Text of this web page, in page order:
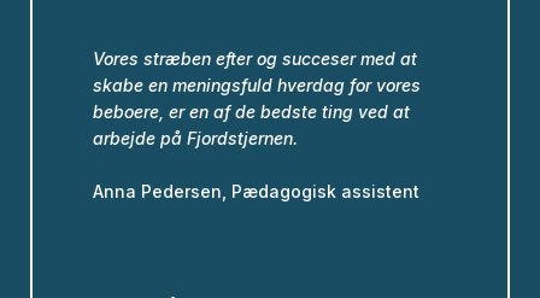
Vores stræben efter og succeser med at
skabe en meningsfuld hverdag for vores
beboere, er en af de bedste ting ved at
arbejde på Fjordstjernen.
Anna Pedersen, Pædagogisk assistent